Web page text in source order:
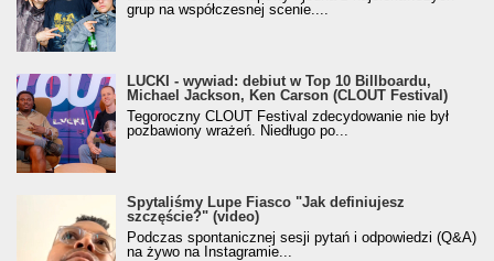
grup na współczesnej scenie....
LUCKI - wywiad: debiut w Top 10 Billboardu,
Michael Jackson, Ken Carson (CLOUT Festival)
Tegoroczny CLOUT Festival zdecydowanie nie był
pozbawiony wrażeń. Niedługo po...
Spytaliśmy Lupe Fiasco "Jak definiujesz
szczęście?" (video)
Podczas spontanicznej sesji pytań i odpowiedzi (Q&A)
na żywo na Instagramie...